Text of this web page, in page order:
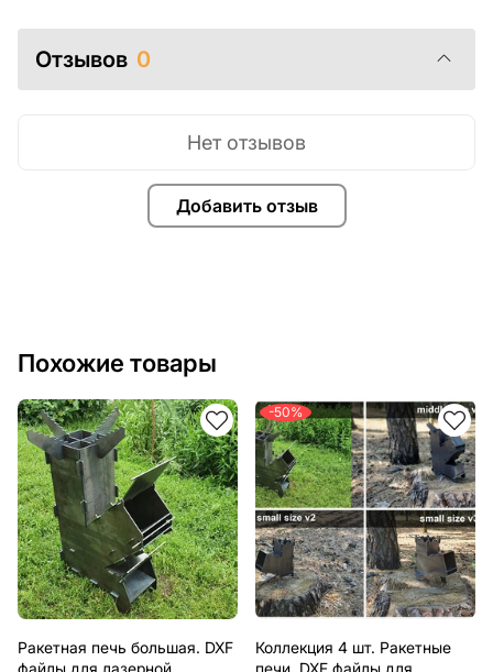
Отзывов 0
Добавить отзыв
Нет отзывов
Похожие товары
Ракетная печь большая. DXF
файлы для лазерной,
-50%
Коллекция 4 шт. Ракетные
печи. DXF файлы для